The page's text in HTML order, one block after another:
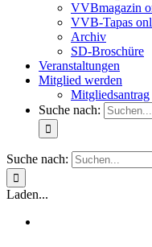
VVBmagazin
VVB-Tapas
Archiv
SD-Broschüre
Veranstaltungen
Mitglied werden
Mitgliedsantrag
Suche nach:
Suche nach:
Laden...